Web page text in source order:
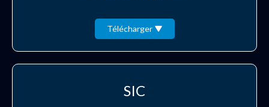
Télécharger
SIC